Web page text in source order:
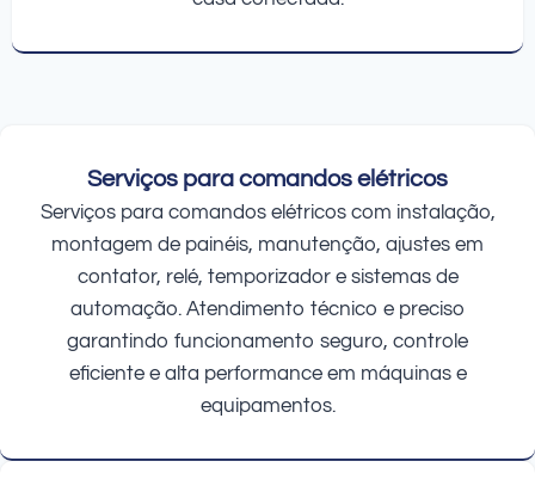
Serviços para comandos elétricos
Serviços para comandos elétricos com instalação,
montagem de painéis, manutenção, ajustes em
contator, relé, temporizador e sistemas de
automação. Atendimento técnico e preciso
garantindo funcionamento seguro, controle
eficiente e alta performance em máquinas e
equipamentos.